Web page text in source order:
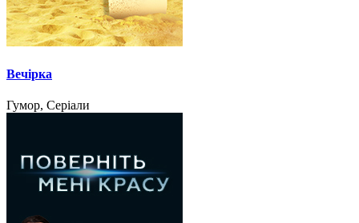
Вечірка
Гумор, Серіали